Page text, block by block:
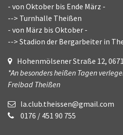
- von Oktober bis Ende März -
--> Turnhalle Theißen
- von März bis Oktober -
--> Stadion der Bergarbeiter in
Hohenmölsener Straße 12,
*An besonders heißen Tagen
Freibad Theißen
la.club.theissen@gmail.com
0176 / 451 90 755